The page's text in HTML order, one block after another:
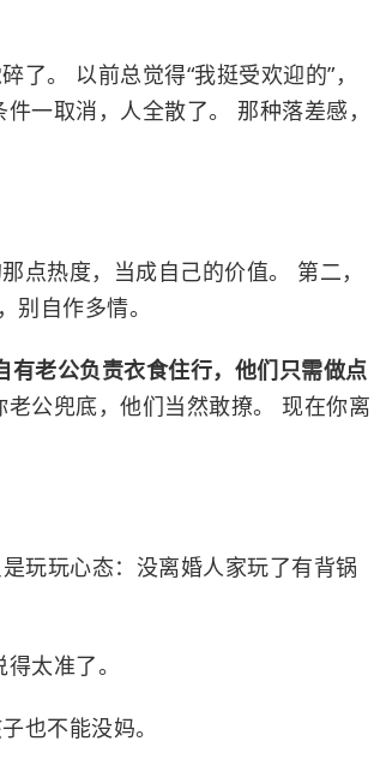
。 以前总觉得“我挺受欢迎的”，
一取消，人全散了。 那种落差感，
点热度，当成自己的价值。 第二，
别自作多情。
有老公负责衣食住行，他们只需做点
老公兜底，他们当然敢撩。 现在你离
玩玩心态：没离婚人家玩了有背锅
太准了。
也不能没妈。